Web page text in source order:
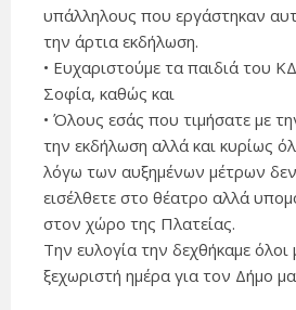
υπάλληλους που εργάστηκαν
την άρτια εκδήλωση.
• Ευχαριστούμε τα παιδιά του
Σοφία, καθώς και
• Όλους εσάς που τιμήσατε με
την εκδήλωση αλλά και κυρίως
λόγω των αυξημένων μέτρων
εισέλθετε στο θέατρο αλλά
στον χώρο της Πλατείας.
Την ευλογία την δεχθήκαμε
ξεχωριστή ημέρα για τον Δήμο